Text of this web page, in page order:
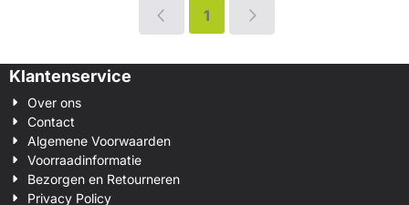
1
Klantenservice
Over ons
Contact
Algemene Voorwaarden
Voorraadinformatie
Bezorgen en Retourneren
Privacy Policy